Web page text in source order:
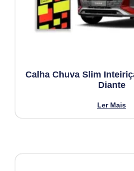
Calha Chuva Slim
Diante
Ler Mais